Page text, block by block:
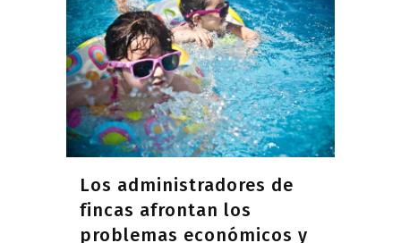
Los administradores de
fincas afrontan los
problemas económicos y